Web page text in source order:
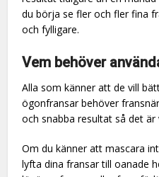
du börja se fler och fler fina
och fylligare.
Vem behöver
Alla som känner att de vill
ögonfransar behöver
och snabba resultat så det är
Om du känner att mascara
lyfta dina fransar till oanade